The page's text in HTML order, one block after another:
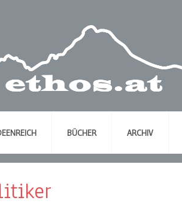
BÜCHER ARCHIV